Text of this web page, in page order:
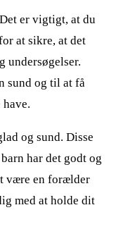
er vigtigt, at du
at sikre, at det
undersøgelser.
sund og til at få
og sund. Disse
har det godt og
være en forælder
med at holde dit